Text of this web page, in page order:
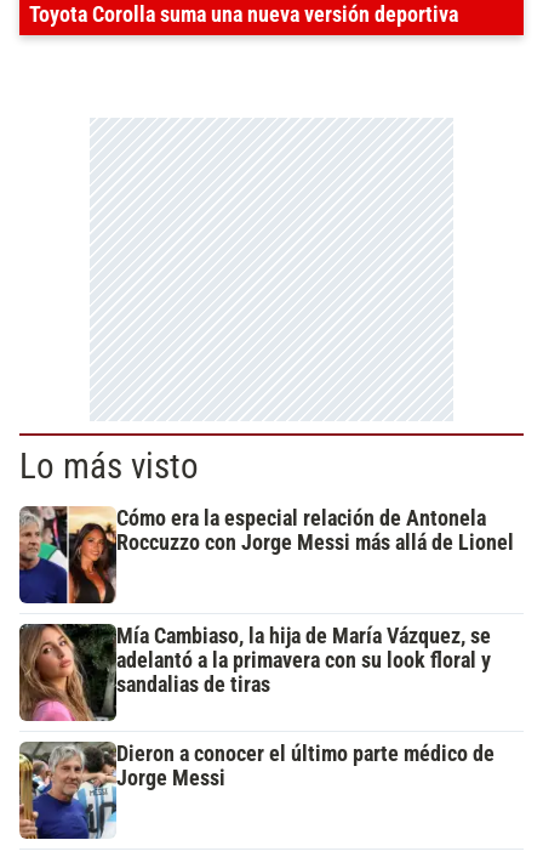
Toyota Corolla suma una nueva versión deportiva
Lo más visto
Cómo era la especial relación de Antonela
Roccuzzo con Jorge Messi más allá de Lionel
Mía Cambiaso, la hija de María Vázquez, se
adelantó a la primavera con su look floral y
sandalias de tiras
Dieron a conocer el último parte médico de
Jorge Messi